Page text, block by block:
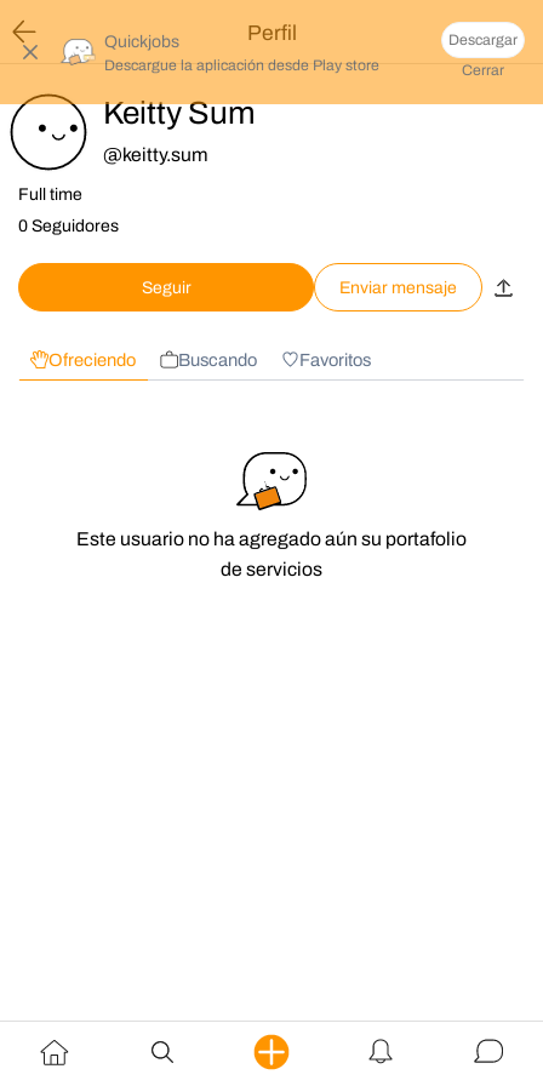
Quickjobs
Descargue la aplicación desde Play store
Descargar
Cerrar
Perfil
Keitty Sum
@keitty.sum
Full time
0 Seguidores
Seguir Enviar mensaje
Ofreciendo Buscando Favoritos
Este usuario no ha agregado aún su portafolio
de servicios